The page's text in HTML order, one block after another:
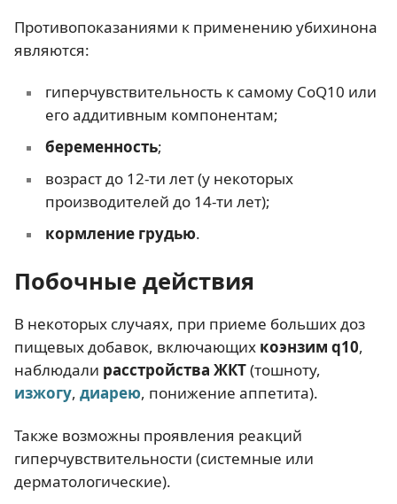
Противопоказаниями к применению убихинона
являются:
гиперчувствительность к самому CoQ10 или
его аддитивным компонентам;
беременность;
возраст до 12-ти лет (у некоторых
производителей до 14-ти лет);
кормление грудью.
Побочные действия
В некоторых случаях, при приеме больших доз
пищевых добавок, включающих коэнзим q10,
наблюдали расстройства ЖКТ(тошноту,
изжогу, диарею, понижение аппетита).
Также возможны проявления реакций
гиперчувствительности (системные или
дерматологические).